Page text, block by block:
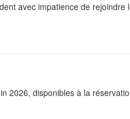
avec impatience de rejoindre
2026, disponibles à la